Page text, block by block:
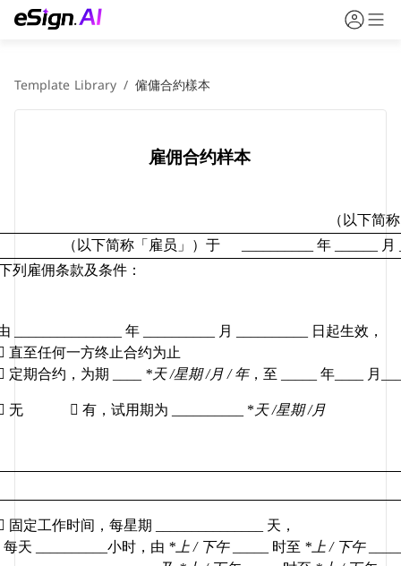
Template Library / 僱傭合約樣本
雇佣合约样本
（ 以下简
（以下简称「雇员」）于
年 ______ 月
列雇佣条款及条件：
年 __________ 月
日起生效，
直至任何一方终止合约为止
定期合约，为期 *天 /星期 /月 / 年，至 年____ 月
无  有，试用期为 __________ * 天 /星期 /月
固定工作时间，每星期
天，
每天
小时，由 *上 / 下午 _____ 时至 *上 / 下午